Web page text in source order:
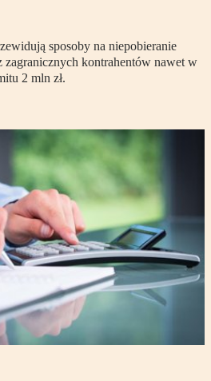
sposoby na niepobieranie
zagranicznych kontrahentów nawet w
2 mln zł.